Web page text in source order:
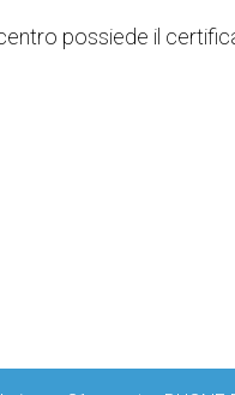
possiede il